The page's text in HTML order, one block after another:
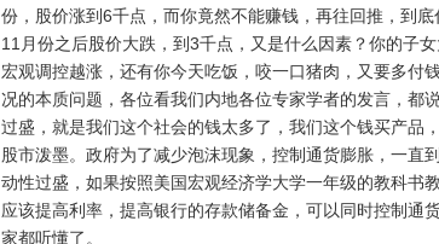
份，股价涨到6千点，而你竟然不能赚钱，再往回推，到
11月份之后股价大跌，到3千点，又是什么因素？你的子
宏观调控越涨，还有你今天吃饭，咬一口猪肉，又要多付
况的本质问题，各位看我们内地各位专家学者的发言，都
过盛，就是我们这个社会的钱太多了，我们这个钱买产品
股市泼墨。政府为了减少泡沫现象，控制通货膨胀，一直
动性过盛，如果按照美国宏观经济学大学一年级的教科书
应该提高利率，提高银行的存款储备金，可以同时控制通
家都听懂了。